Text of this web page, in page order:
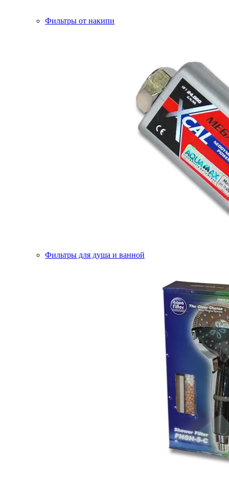
Фильтры от накипи
Фильтры для душа и ванной